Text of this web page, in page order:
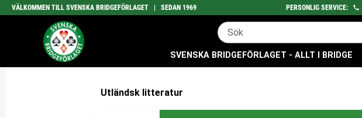
VÄLKOMMEN TILL SVENSKA BRIDGEFÖRLAGET | SEDAN 1969 PERSONLIG SERVICE:
SVENSKA BRIDGEFÖRLAGET - ALLT I BRIDGE
Utländsk litteratur